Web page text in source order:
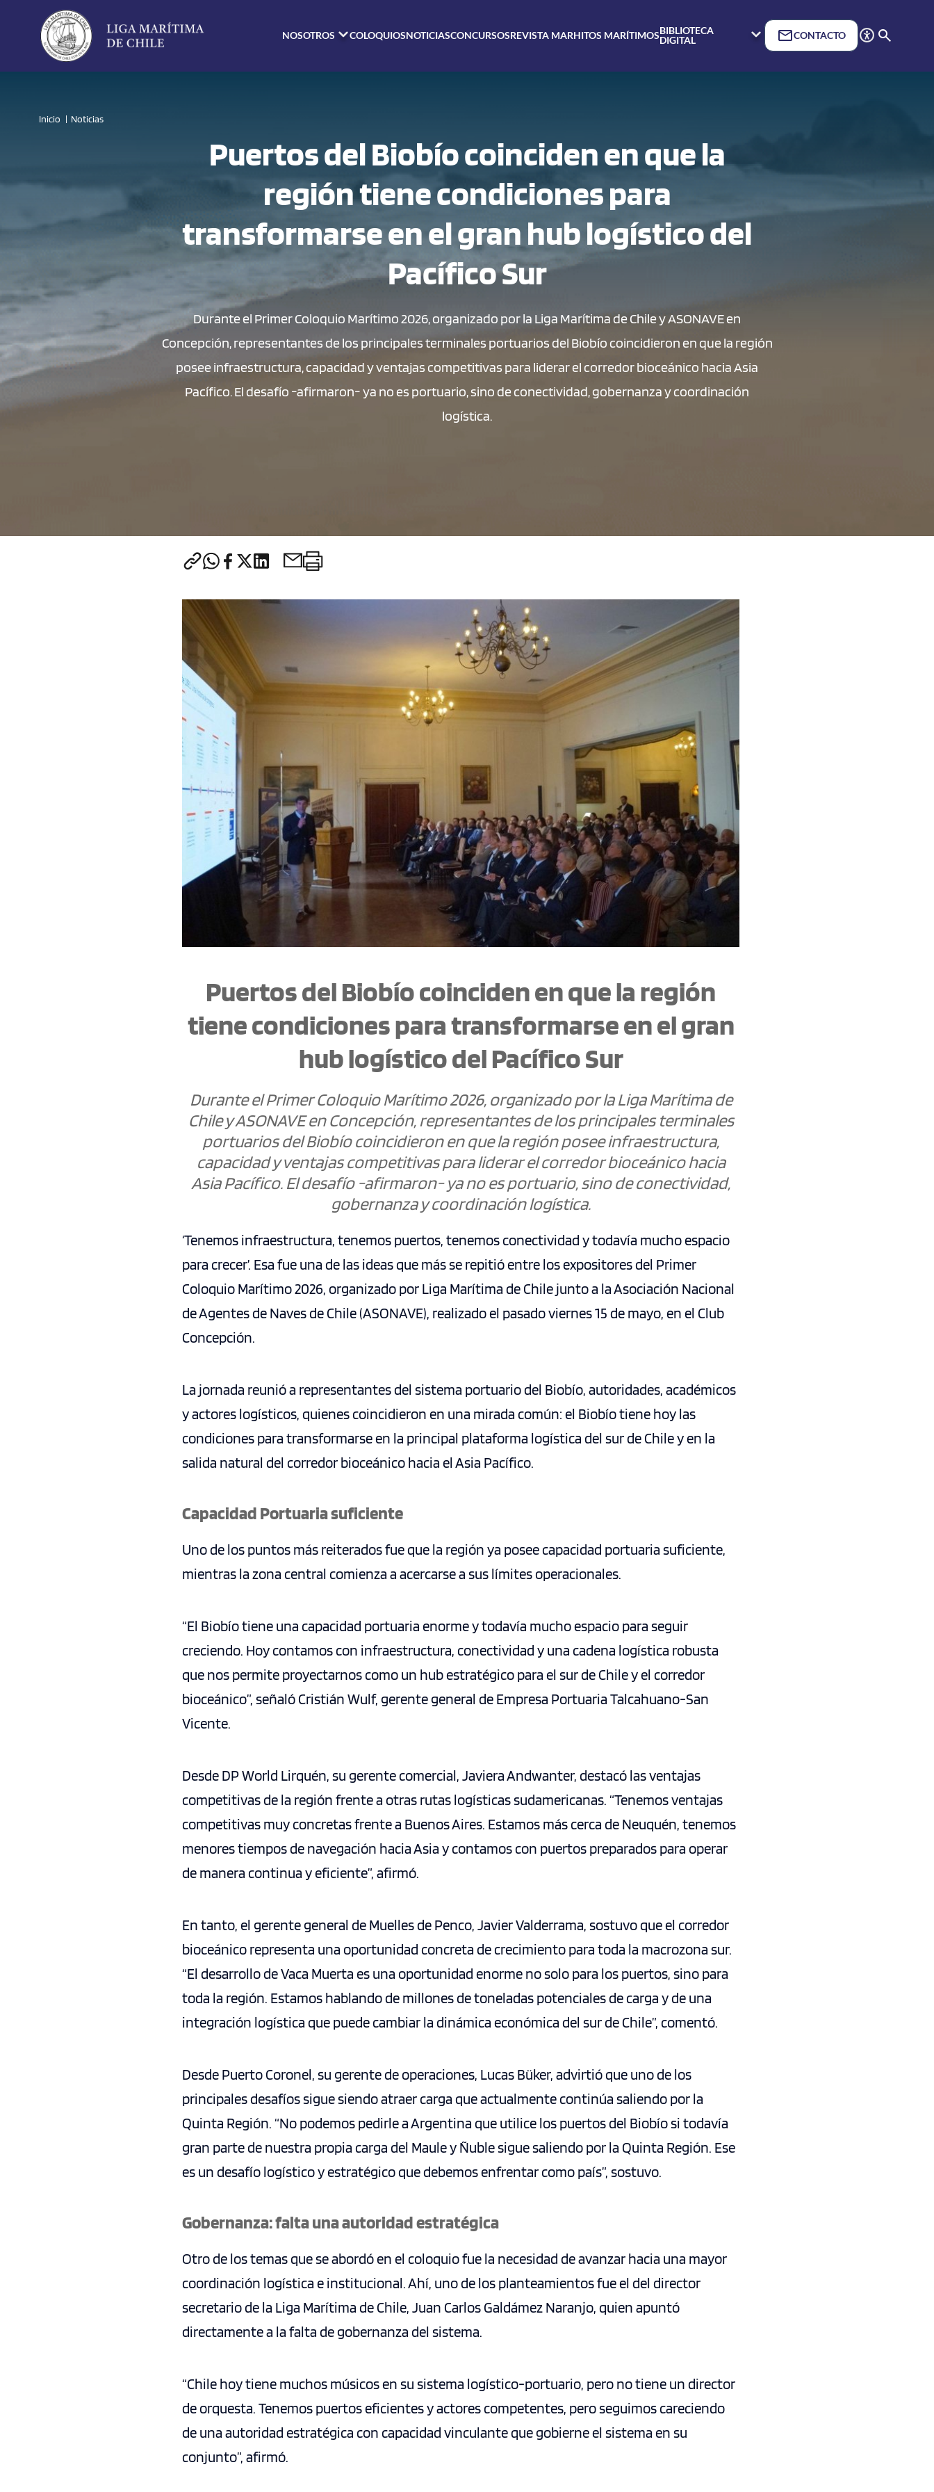
NOSOTROS COLOQUIOSNOTICIASCONCURSOSREVISTA MARHITOS MARÍTIMOSBIBLIOTECA
DIGITAL
CONTACTO
Inicio Noticias
Puertos del Biobío coinciden en que la
región tiene condiciones para
transformarse en el gran hub logístico del
Pacífico Sur
Durante el Primer Coloquio Marítimo 2026, organizado por la Liga Marítima de Chile y ASONAVE en
Concepción, representantes de los principales terminales portuarios del Biobío coincidieron en que la región
posee infraestructura, capacidad y ventajas competitivas para liderar el corredor bioceánico hacia Asia
Pacífico. El desafío -afirmaron- ya no es portuario, sino de conectividad, gobernanza y coordinación
logística.
Puertos del Biobío coinciden en que la región
tiene condiciones para transformarse en el gran
hub logístico del Pacífico Sur
Durante el Primer Coloquio Marítimo 2026, organizado por la Liga Marítima de
Chile y ASONAVE en Concepción, representantes de los principales terminales
portuarios del Biobío coincidieron en que la región posee infraestructura,
capacidad y ventajas competitivas para liderar el corredor bioceánico hacia
Asia Pacífico. El desafío -afirmaron- ya no es portuario, sino de conectividad,
gobernanza y coordinación logística.
‘Tenemos infraestructura, tenemos puertos, tenemos conectividad y todavía mucho espacio
para crecer’. Esa fue una de las ideas que más se repitió entre los expositores del Primer
Coloquio Marítimo 2026, organizado por Liga Marítima de Chile junto a la Asociación Nacional
de Agentes de Naves de Chile (ASONAVE), realizado el pasado viernes 15 de mayo, en el Club
Concepción.
La jornada reunió a representantes del sistema portuario del Biobío, autoridades, académicos
y actores logísticos, quienes coincidieron en una mirada común: el Biobío tiene hoy las
condiciones para transformarse en la principal plataforma logística del sur de Chile y en la
salida natural del corredor bioceánico hacia el Asia Pacífico.
Capacidad Portuaria suficiente
Uno de los puntos más reiterados fue que la región ya posee capacidad portuaria suficiente,
mientras la zona central comienza a acercarse a sus límites operacionales.
“El Biobío tiene una capacidad portuaria enorme y todavía mucho espacio para seguir
creciendo. Hoy contamos con infraestructura, conectividad y una cadena logística robusta
que nos permite proyectarnos como un hub estratégico para el sur de Chile y el corredor
bioceánico”, señaló Cristián Wulf, gerente general de Empresa Portuaria Talcahuano-San
Vicente.
Desde DP World Lirquén, su gerente comercial, Javiera Andwanter, destacó las ventajas
competitivas de la región frente a otras rutas logísticas sudamericanas. “Tenemos ventajas
competitivas muy concretas frente a Buenos Aires. Estamos más cerca de Neuquén, tenemos
menores tiempos de navegación hacia Asia y contamos con puertos preparados para operar
de manera continua y eficiente”, afirmó.
En tanto, el gerente general de Muelles de Penco, Javier Valderrama, sostuvo que el corredor
bioceánico representa una oportunidad concreta de crecimiento para toda la macrozona sur.
“El desarrollo de Vaca Muerta es una oportunidad enorme no solo para los puertos, sino para
toda la región. Estamos hablando de millones de toneladas potenciales de carga y de una
integración logística que puede cambiar la dinámica económica del sur de Chile”, comentó.
Desde Puerto Coronel, su gerente de operaciones, Lucas Büker, advirtió que uno de los
principales desafíos sigue siendo atraer carga que actualmente continúa saliendo por la
Quinta Región. “No podemos pedirle a Argentina que utilice los puertos del Biobío si todavía
gran parte de nuestra propia carga del Maule y Ñuble sigue saliendo por la Quinta Región. Ese
es un desafío logístico y estratégico que debemos enfrentar como país”, sostuvo.
Gobernanza: falta una autoridad estratégica
Otro de los temas que se abordó en el coloquio fue la necesidad de avanzar hacia una mayor
coordinación logística e institucional. Ahí, uno de los planteamientos fue el del director
secretario de la Liga Marítima de Chile, Juan Carlos Galdámez Naranjo, quien apuntó
directamente a la falta de gobernanza del sistema.
“Chile hoy tiene muchos músicos en su sistema logístico-portuario, pero no tiene un director
de orquesta. Tenemos puertos eficientes y actores competentes, pero seguimos careciendo
de una autoridad estratégica con capacidad vinculante que gobierne el sistema en su
conjunto”, afirmó.